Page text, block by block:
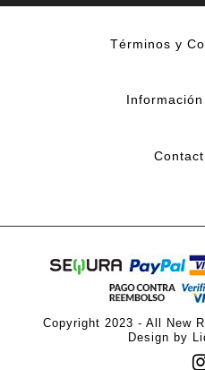
Términos y
Copyright 2023 - All New
Design by